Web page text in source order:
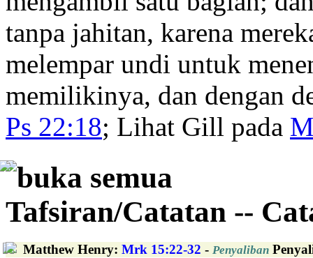
tanpa jahitan, karena
melempar undi untuk
memilikinya, dan dengan
Ps 22:18; Lihat Gill pada
buka semua
Tafsiran/Catatan --
Matthew Henry: Mrk 15:22-32 - Penyaliban